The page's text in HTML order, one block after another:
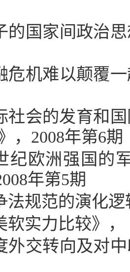
的国家间政治
危机难以颠覆
社会的发育和
， 2008年第6期
纪欧洲强国的
年第5期
法规范的演化
软实力比较》
外交转向及对